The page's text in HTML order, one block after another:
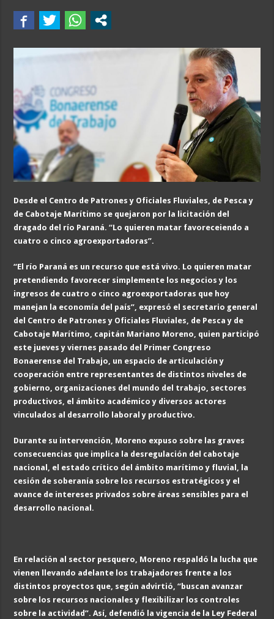
Desde el Centro de Patrones y Oficiales Fluviales, de Pesca y
de Cabotaje Marítimo se quejaron por la licitación del
dragado del río Paraná. “Lo quieren matar favoreceiendo a
cuatro o cinco agroexportadoras”.
“El río Paraná es un recurso que está vivo. Lo quieren matar
pretendiendo favorecer simplemente los negocios y los
ingresos de cuatro o cinco agroexportadoras que hoy
manejan la economía del país”, expresó el secretario general
del Centro de Patrones y Oficiales Fluviales, de Pesca y de
Cabotaje Marítimo, capitán Mariano Moreno, quien participó
este jueves y viernes pasado del Primer Congreso
Bonaerense del Trabajo, un espacio de articulación y
cooperación entre representantes de distintos niveles de
gobierno, organizaciones del mundo del trabajo, sectores
productivos, el ámbito académico y diversos actores
vinculados al desarrollo laboral y productivo.
Durante su intervención, Moreno expuso sobre las graves
consecuencias que implica la desregulación del cabotaje
nacional, el estado crítico del ámbito marítimo y fluvial, la
cesión de soberanía sobre los recursos estratégicos y el
avance de intereses privados sobre áreas sensibles para el
desarrollo nacional.
En relación al sector pesquero, Moreno respaldó la lucha que
vienen llevando adelante los trabajadores frente a los
distintos proyectos que, según advirtió, “buscan avanzar
sobre los recursos nacionales y flexibilizar los controles
sobre la actividad”. Así, defendió la vigencia de la Ley Federal